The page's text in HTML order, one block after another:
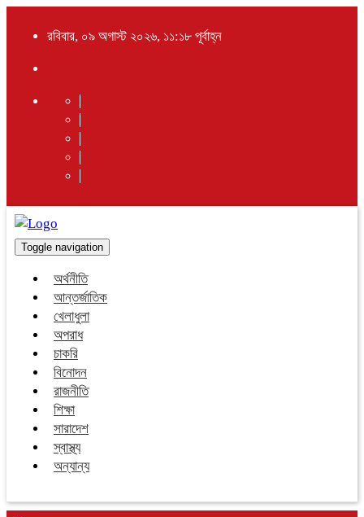
রবিবার, ০৯ অগাস্ট ২০২৬, ১১:১৮ পূর্বাহ্ন
Toggle navigation
অর্থনীতি
আন্তর্জাতিক
খেলাধুলা
অপরাধ
চাকরি
বিনোদন
রাজনীতি
শিক্ষা
সারাদেশ
স্বাস্থ্য
অন্যান্য